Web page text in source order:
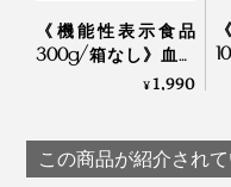
UMFHA（UMF™ハニ
食品やワインなどの輸
ない環境で、大切に運
くて検査料も高額。
るんだなと。
せと集めた花の蜜が、
と、感慨もひとしおで
《機能性表示食品
300g/箱なし》血糖
値上昇をゆるやかに
しいイヌリンはちみ
つ」｜My Honey
¥1,990
この商品が紹介され